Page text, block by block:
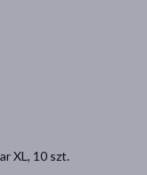
XL, 10 szt.